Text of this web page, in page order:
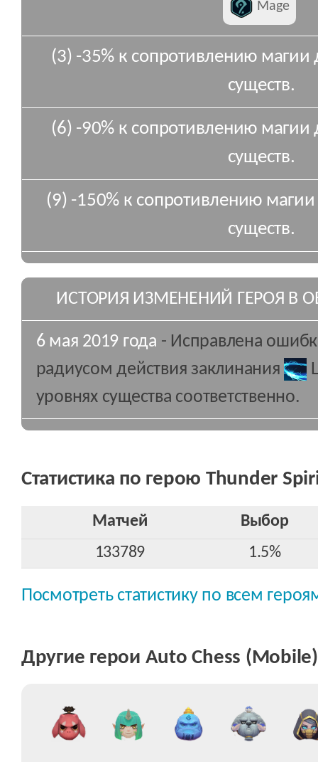
Mage
(3) -35% к сопротивлению магии
существ.
(6) -90% к сопротивлению магии
существ.
(9) -150% к сопротивлению
существ.
ИСТОРИЯ ИЗМЕНЕНИЙ ГЕРОЯ В
6 мая 2019 года - Исправлена
радиусом действия заклинания
уровнях существа соответственно.
Статистика по герою Thunder
Матчей
Выбор
133789
1.5%
Посмотреть статистику по всем
Другие герои Auto Chess (Mobile)